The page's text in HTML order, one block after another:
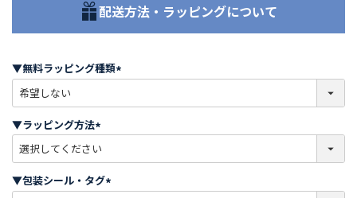
配送方法・ラッピングについて
▼無料ラッピング種類
必
)
▼ラッピング方法
必
須
)
▼包装シール・タグ